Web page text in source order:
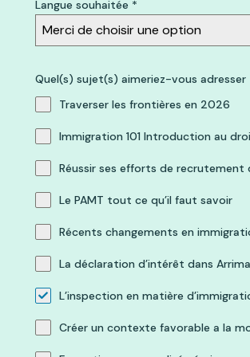
Langue souhaitée *
Merci de choisir une option
Quel(s) sujet(s) aimeriez-vous adresser
Traverser les frontières en 2026
Immigration 101 Introduction au
Réussir ses efforts de recrutement
Le PAMT tout ce qu’il faut savoir
Récents changements en
La déclaration d’intérêt dans
L’inspection en matière
Créer un contexte favorable a la